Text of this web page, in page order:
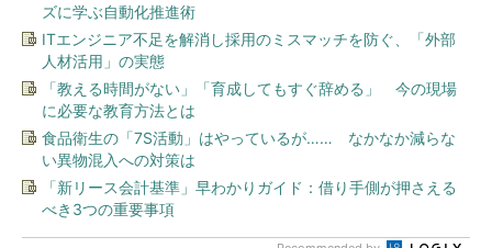
ズに学ぶ自動化推進術
ITエンジニア不足を解消し採用のミスマッチを防ぐ、「外部
人材活用」の実態
「教える時間がない」「育成してもすぐ辞める」 今の現場
に必要な教育方法とは
食品衛生の「7S活動」はやっているが…… なかなか減らな
い異物混入への対策は
「新リース会計基準」早わかりガイド：借り手側が押さえる
べき3つの重要事項